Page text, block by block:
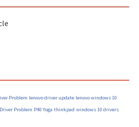
Problem lenovo driver update lenovo windows 10
Problem P40 Yoga thinkpad windows 10 drivers